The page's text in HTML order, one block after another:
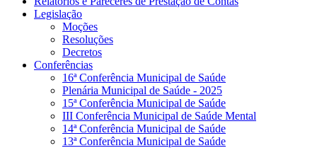
Legislação
Moções
Resoluções
Decretos
Conferências
16ª Conferência Municipal de Saúde
Plenária Municipal de Saúde - 2025
15ª Conferência Municipal de Saúde
III Conferência Municipal de Saúde Mental
14ª Conferência Municipal de Saúde
13ª Conferência Municipal de Saúde